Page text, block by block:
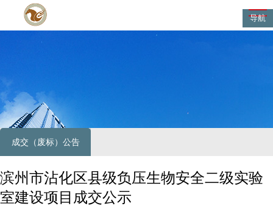
导航
成交（废标）公告
滨州市沾化区县级负压生物安全二级实验
室建设项目成交公示